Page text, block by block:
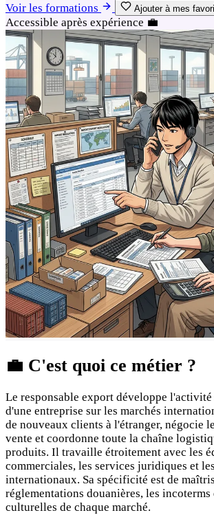
Voir les formations
Ajouter à mes
Accessible après expérience 💼
💼 C'est quoi ce métier ?
Le responsable export développe
d'une entreprise sur les marchés
de nouveaux clients à l'étranger, négocie
vente et coordonne toute la chaîne
produits. Il travaille étroitement avec les
commerciales, les services juridiques et
internationaux. Sa spécificité est de
réglementations douanières, les
culturelles de chaque marché.